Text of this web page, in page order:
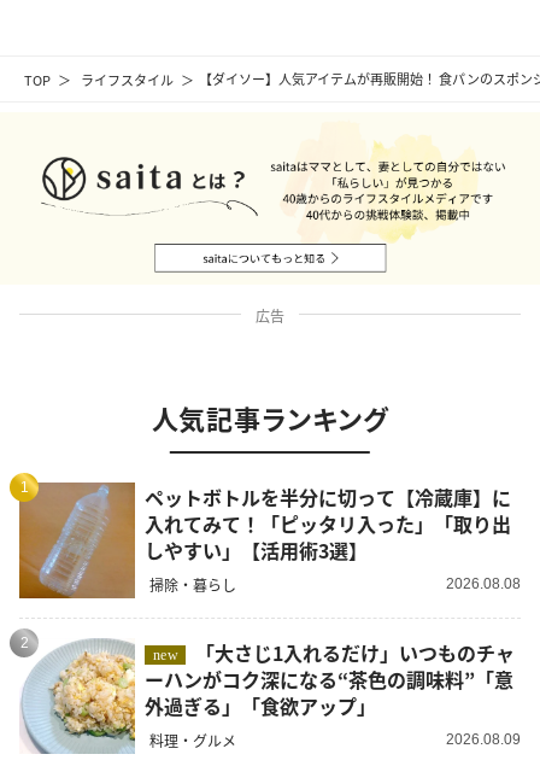
TOP ライフスタイル 【ダイソー】人気アイテムが再販開始！ 食パンのスポ
広告
人気記事ランキング
1
ペットボトルを半分に切って【冷蔵庫】に
入れてみて！「ピッタリ入った」「取り出
しやすい」【活用術3選】
掃除・暮らし 2026.08.08
2
new
ーハンがコク深になる“茶色の調味料”「意
外過ぎる」「食欲アップ」
料理・グルメ 2026.08.09